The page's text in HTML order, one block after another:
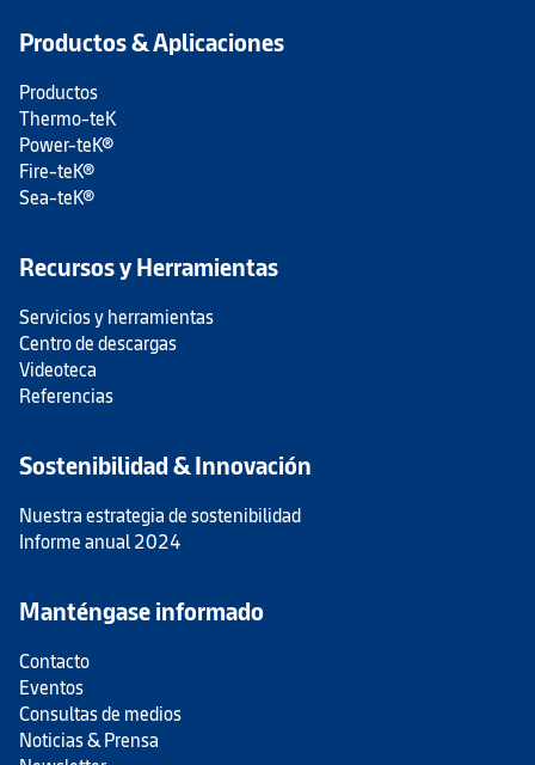
Productos & Aplicaciones
Productos
Thermo-teK
Power-teK®
Fire-teK®
Sea-teK®
Recursos y Herramientas
Servicios y herramientas
Centro de descargas
Videoteca
Referencias
Sostenibilidad & Innovación
Nuestra estrategia de sostenibilidad
Informe anual 2024
Manténgase informado
Contacto
Eventos
Consultas de medios
Noticias & Prensa